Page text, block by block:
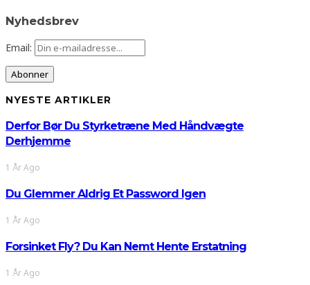
Nyhedsbrev
Email:
NYESTE ARTIKLER
Derfor Bør Du Styrketræne Med Håndvægte
Derhjemme
1 År Ago
Du Glemmer Aldrig Et Password Igen
1 År Ago
Forsinket Fly? Du Kan Nemt Hente Erstatning
1 År Ago